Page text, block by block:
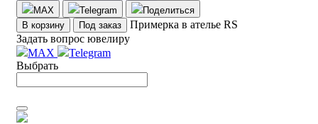
MAX Telegram
Поделиться
В корзину
Под заказ
Примерка в ателье RS
Задать вопрос ювелиру
MAX
Telegram
Выбрать